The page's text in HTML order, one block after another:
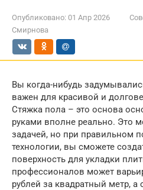
Опубликовано: 01 Апр 2026
Смирнова
Вы когда-нибудь
важен для красивой и
Стяжка пола – это основа
руками вполне реально. Это
задачей, но при правильном
технологии, вы сможете
поверхность для укладки
профессионалов может
рублей за квадратный метр, а